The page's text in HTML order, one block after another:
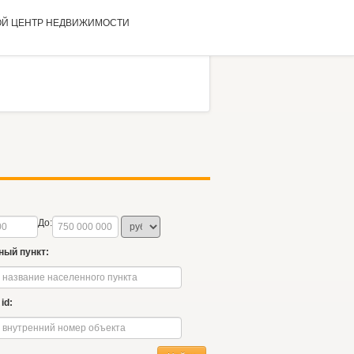
ЦЕНТР НЕДВИЖИМОСТИ
До:
пункт:
id: